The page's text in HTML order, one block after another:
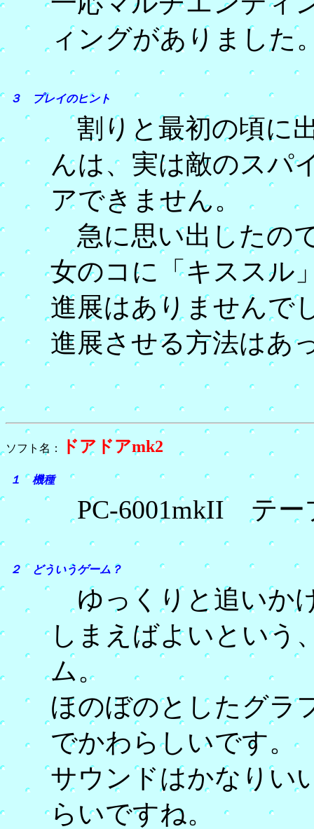
ィングがありました
３ プレイのヒント
割りと最初の頃に
んは、実は敵のスパ
アできません。
急に思い出したの
女のコに「キススル
進展はありませんで
進展させる方法はあ
ソフト名： ドアドアmk2
１ 機種
PC-6001mkII テー
２ どういうゲーム？
ゆっくりと追いか
しまえばよいという
ム。
ほのぼのとしたグラ
でかわらしいです。
サウンドはかなりい
らいですね。